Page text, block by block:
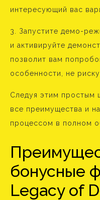
интересующий вас
3. Запустите демо-
и активируйте
позволит вам
особенности, не
Следуя этим простым
все преимущества и
процессом в полном
бонусные
Legacy of